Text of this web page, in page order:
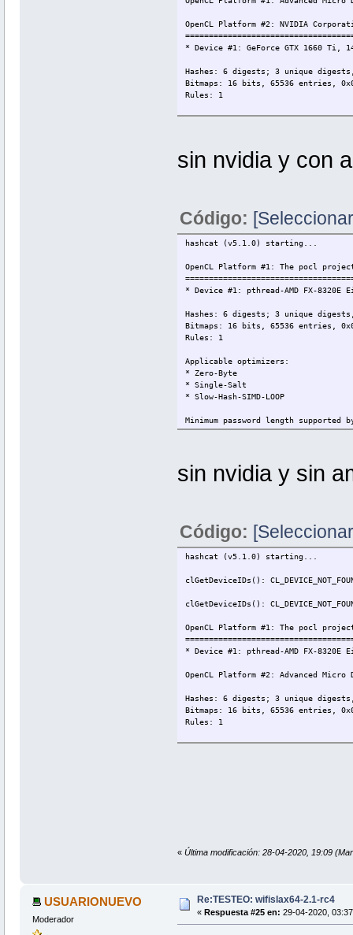
OpenCL Platform #2: NVIDIA
* Device #1: GeForce GTX 1660 Ti,
Hashes: 6 digests; 3 unique
Bitmaps: 16 bits, 65536 entries,
Rules: 1
Applicable optimizers:
* Slow-Hash-SIMD-LOOP
Watchdog: Temperature abort
Dictionary cache built:
* Filename..: /run/media/root/
* Bytes.....: 51883357
* Runtime...: 1 sec
[s]tatus [p]ause [b]ypass
sin nvidia y con
Código:
hashcat (v5.1.0) starting...
OpenCL Platform #1: The pocl
* Device #1: pthread-AMD FX-8320E
Hashes: 6 digests; 3 unique
Bitmaps: 16 bits, 65536 entries,
Rules: 1
Applicable optimizers:
* Zero-Byte
* Single-Salt
* Slow-Hash-SIMD-LOOP
Minimum password length supported
Maximum password length supported
Watchdog: Temperature abort
sin nvidia y sin
Código:
hashcat (v5.1.0) starting...
clGetDeviceIDs():
clGetDeviceIDs():
OpenCL Platform #1: The pocl
* Device #1: pthread-AMD FX-8320E
OpenCL Platform #2: Advanced
Hashes: 6 digests; 3 unique
Bitmaps: 16 bits, 65536 entries,
Rules: 1
Applicable optimizers:
Watchdog: Temperature abort
« Última modificación: 28-04-2020, 19:09
USUARIONUEVO
Moderador
Re:TESTEO: wifislax64-2.1-rc4
« Respuesta #25 en: 29-04-2020,